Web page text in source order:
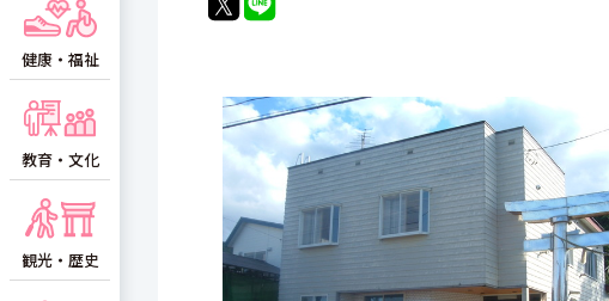
健康・福祉
教育・文化
観光・歴史